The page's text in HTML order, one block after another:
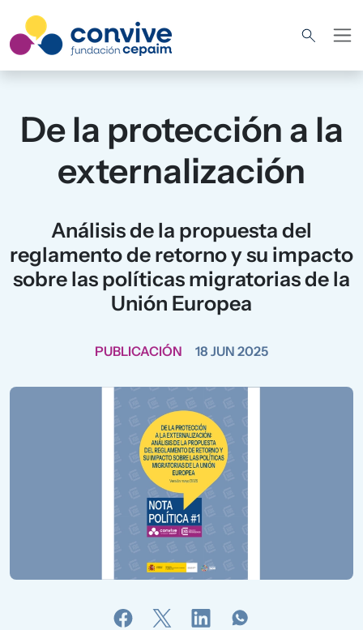
De la protección a la
externalización
Análisis de la propuesta del
reglamento de retorno y su impacto
sobre las políticas migratorias de la
Unión Europea
PUBLICACIÓN 18 JUN 2025